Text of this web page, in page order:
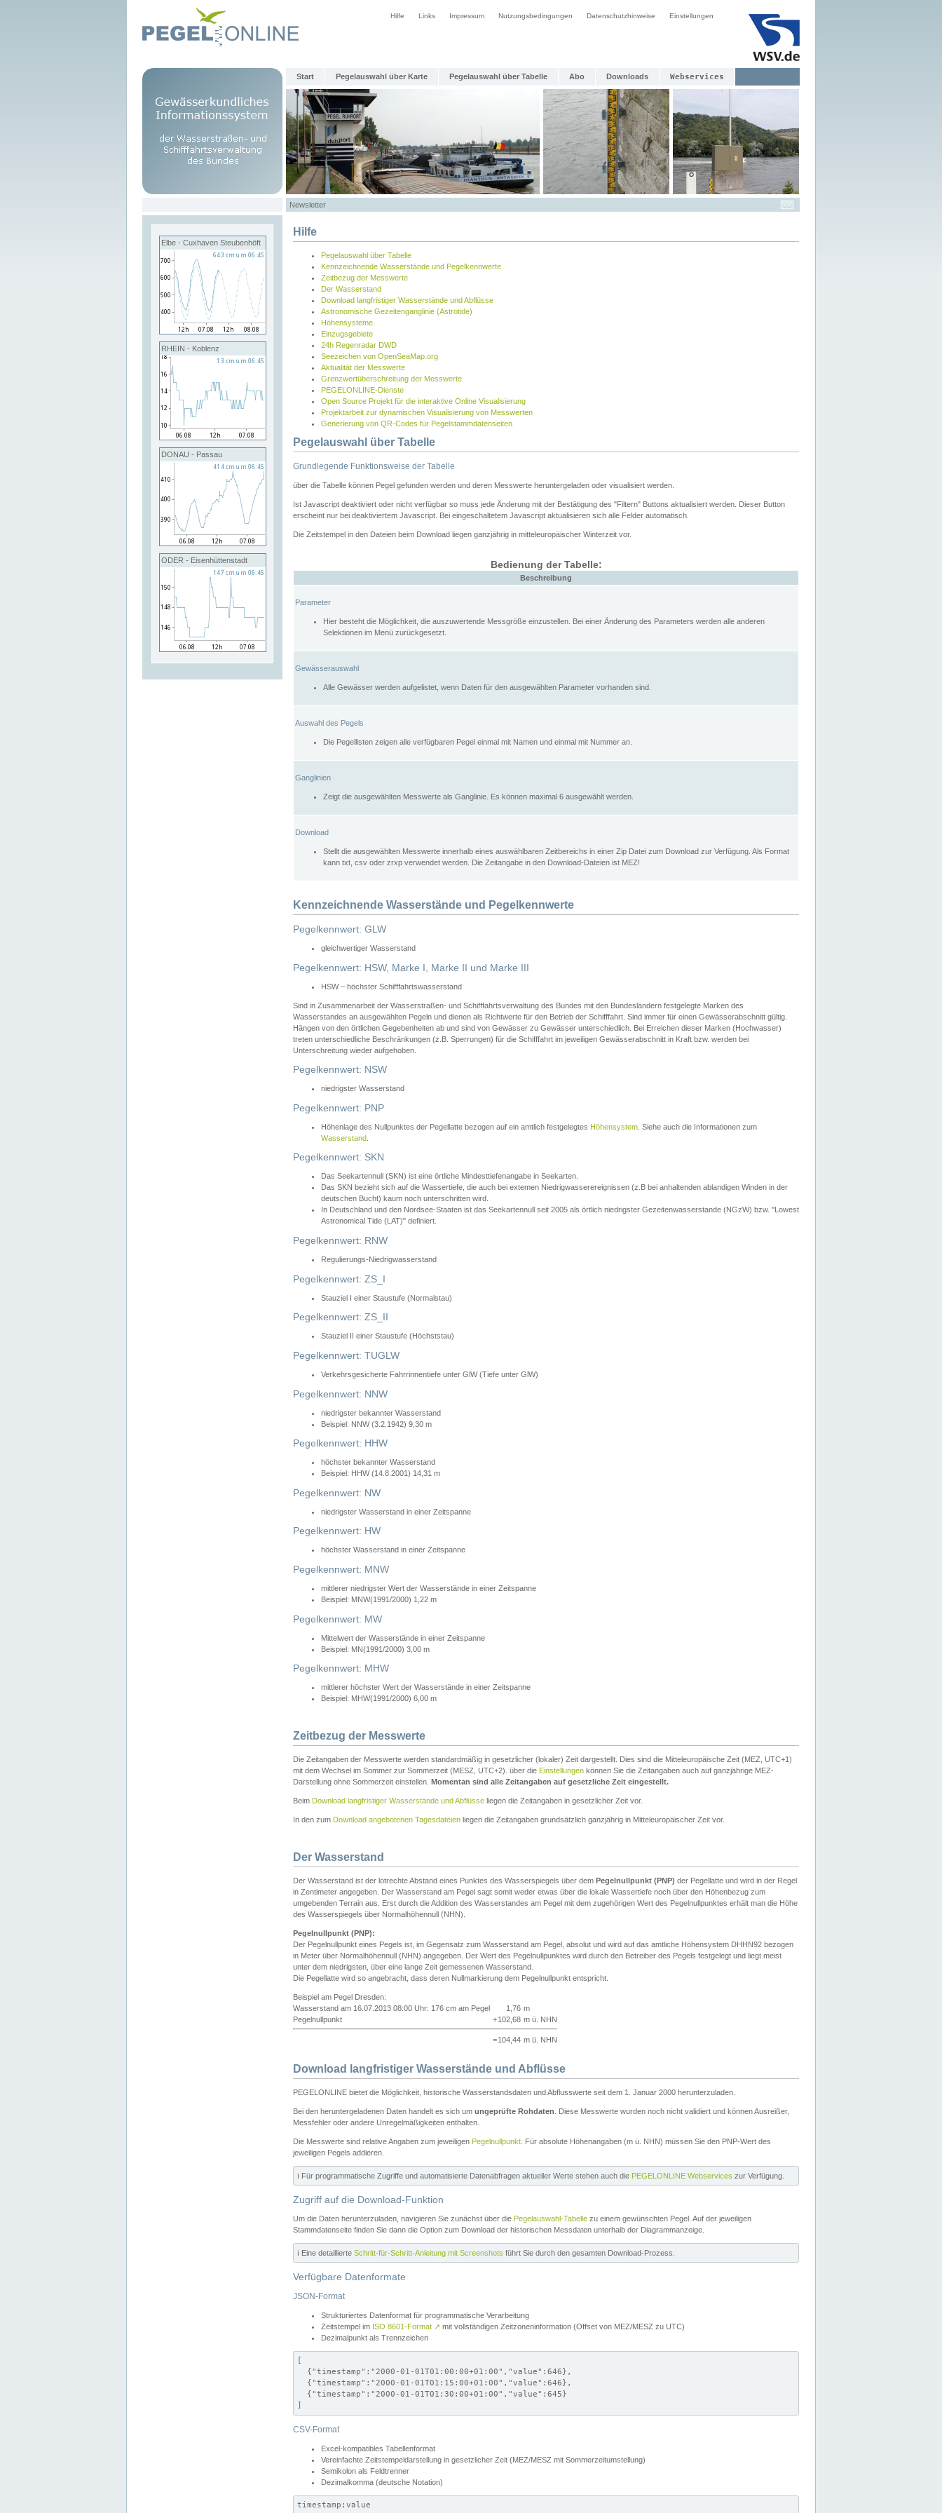
Hilfe Links Impressum Nutzungsbedingungen Datenschutzhinweise Einstellungen
Start Pegelauswahl über Karte Pegelauswahl über Tabelle Abo Downloads Webservices
Newsletter
Elbe - Cuxhaven Steubenhöft
RHEIN - Koblenz
DONAU - Passau
ODER - Eisenhüttenstadt
Hilfe
Pegelauswahl über Tabelle
Kennzeichnende Wasserstände und Pegelkennwerte
Zeitbezug der Messwerte
Der Wasserstand
Download langfristiger Wasserstände und Abflüsse
Astronomische Gezeitenganglinie (Astrotide)
Höhensysteme
Einzugsgebiete
24h Regenradar DWD
Seezeichen von OpenSeaMap.org
Aktualität der Messwerte
Grenzwertüberschreitung der Messwerte
PEGELONLINE-Dienste
Open Source Projekt für die interaktive Online Visualisierung
Projektarbeit zur dynamischen Visualisierung von Messwerten
Generierung von QR-Codes für Pegelstammdatenseiten
Pegelauswahl über Tabelle
Grundlegende Funktionsweise der Tabelle
über die Tabelle können Pegel gefunden werden und deren Messwerte heruntergeladen oder visualisiert werden.
Ist Javascript deaktiviert oder nicht verfügbar so muss jede Änderung mit der Bestätigung des "Filtern" Buttons aktualisiert werden. Dieser Button
erscheint nur bei deaktiviertem Javascript. Bei eingeschaltetem Javascript aktualisieren sich alle Felder automatisch.
Die Zeitstempel in den Dateien beim Download liegen ganzjährig in mitteleuropäischer Winterzeit vor.
Bedienung der Tabelle:
Beschreibung
Parameter
Hier besteht die Möglichkeit, die auszuwertende Messgröße einzustellen. Bei einer Änderung des Parameters werden alle anderen
Selektionen im Menü zurückgesetzt.
Gewässerauswahl
Alle Gewässer werden aufgelistet, wenn Daten für den ausgewählten Parameter vorhanden sind.
Auswahl des Pegels
Die Pegellisten zeigen alle verfügbaren Pegel einmal mit Namen und einmal mit Nummer an.
Ganglinien
Zeigt die ausgewählten Messwerte als Ganglinie. Es können maximal 6 ausgewählt werden.
Download
Stellt die ausgewählten Messwerte innerhalb eines auswählbaren Zeitbereichs in einer Zip Datei zum Download zur Verfügung. Als Format
kann txt, csv oder zrxp verwendet werden. Die Zeitangabe in den Download-Dateien ist MEZ!
Kennzeichnende Wasserstände und Pegelkennwerte
Pegelkennwert: GLW
gleichwertiger Wasserstand
Pegelkennwert: HSW, Marke I, Marke II und Marke III
HSW – höchster Schifffahrtswasserstand
Sind in Zusammenarbeit der Wasserstraßen- und Schifffahrtsverwaltung des Bundes mit den Bundesländern festgelegte Marken des
Wasserstandes an ausgewählten Pegeln und dienen als Richtwerte für den Betrieb der Schifffahrt. Sind immer für einen Gewässerabschnitt gültig.
Hängen von den örtlichen Gegebenheiten ab und sind von Gewässer zu Gewässer unterschiedlich. Bei Erreichen dieser Marken (Hochwasser)
treten unterschiedliche Beschränkungen (z.B. Sperrungen) für die Schifffahrt im jeweiligen Gewässerabschnitt in Kraft bzw. werden bei
Unterschreitung wieder aufgehoben.
Pegelkennwert: NSW
niedrigster Wasserstand
Pegelkennwert: PNP
Höhenlage des Nullpunktes der Pegellatte bezogen auf ein amtlich festgelegtes Höhensystem . Siehe auch die Informationen zum
Wasserstand
Pegelkennwert: SKN
Das Seekartennull (SKN) ist eine örtliche Mindesttiefenangabe in Seekarten.
Das SKN bezieht sich auf die Wassertiefe, die auch bei extemen Niedrigwasserereignissen (z.B bei anhaltenden ablandigen Winden in der
deutschen Bucht) kaum noch unterschritten wird.
In Deutschland und den Nordsee-Staaten ist das Seekartennull seit 2005 als örtlich niedrigster Gezeitenwasserstande (NGzW) bzw. "Lowest
Astronomical Tide (LAT)" definiert.
Pegelkennwert: RNW
Regulierungs-Niedrigwasserstand
Pegelkennwert: ZS_I
Stauziel I einer Staustufe (Normalstau)
Pegelkennwert: ZS_II
Stauziel II einer Staustufe (Höchststau)
Pegelkennwert: TUGLW
Verkehrsgesicherte Fahrrinnentiefe unter GlW (Tiefe unter GlW)
Pegelkennwert: NNW
niedrigster bekannter Wasserstand
Beispiel: NNW (3.2.1942) 9,30 m
Pegelkennwert: HHW
höchster bekannter Wasserstand
Beispiel: HHW (14.8.2001) 14,31 m
Pegelkennwert: NW
niedrigster Wasserstand in einer Zeitspanne
Pegelkennwert: HW
höchster Wasserstand in einer Zeitspanne
Pegelkennwert: MNW
mittlerer niedrigster Wert der Wasserstände in einer Zeitspanne
Beispiel: MNW(1991/2000) 1,22 m
Pegelkennwert: MW
Mittelwert der Wasserstände in einer Zeitspanne
Beispiel: MN(1991/2000) 3,00 m
Pegelkennwert: MHW
mittlerer höchster Wert der Wasserstände in einer Zeitspanne
Beispiel: MHW(1991/2000) 6,00 m
Zeitbezug der Messwerte
Die Zeitangaben der Messwerte werden standardmäßig in gesetzlicher (lokaler) Zeit dargestellt. Dies sind die Mitteleuropäische Zeit (MEZ, UTC+1)
mit dem Wechsel im Sommer zur Sommerzeit (MESZ, UTC+2). über die Einstellungen können Sie die Zeitangaben auch auf ganzjährige MEZ-
Darstellung ohne Sommerzeit einstellen. Momentan sind alle Zeitangaben auf gesetzliche Zeit eingestellt.
Beim Download langfristiger Wasserstände und Abflüsse liegen die Zeitangaben in gesetzlicher Zeit vor.
In den zum Download angebotenen Tagesdateien liegen die Zeitangaben grundsätzlich ganzjährig in Mitteleuropäischer Zeit vor.
Der Wasserstand
Der Wasserstand ist der lotrechte Abstand eines Punktes des Wasserspiegels über dem Pegelnullpunkt (PNP) der Pegellatte und wird in der Regel
in Zentimeter angegeben. Der Wasserstand am Pegel sagt somit weder etwas über die lokale Wassertiefe noch über den Höhenbezug zum
umgebenden Terrain aus. Erst durch die Addition des Wasserstandes am Pegel mit dem zugehörigen Wert des Pegelnullpunktes erhält man die Höhe
des Wasserspiegels über Normalhöhennull (NHN).
Pegelnullpunkt (PNP):
Der Pegelnullpunkt eines Pegels ist, im Gegensatz zum Wasserstand am Pegel, absolut und wird auf das amtliche Höhensystem DHHN92 bezogen
in Meter über Normalhöhennull (NHN) angegeben. Der Wert des Pegelnullpunktes wird durch den Betreiber des Pegels festgelegt und liegt meist
unter dem niedrigsten, über eine lange Zeit gemessenen Wasserstand.
Die Pegellatte wird so angebracht, dass deren Nullmarkierung dem Pegelnullpunkt entspricht.
Beispiel am Pegel Dresden:
Wasserstand am 16.07.2013 08:00 Uhr: 176 cm am Pegel
1,76 m
Pegelnullpunkt
+102,68 m ü. NHN
=104,44 m ü. NHN
Download langfristiger Wasserstände und Abflüsse
PEGELONLINE bietet die Möglichkeit, historische Wasserstandsdaten und Abflusswerte seit dem 1. Januar 2000 herunterzuladen.
Bei den heruntergeladenen Daten handelt es sich um ungeprüfte Rohdaten . Diese Messwerte wurden noch nicht validiert und können Ausreißer,
Messfehler oder andere Unregelmäßigkeiten enthalten.
Die Messwerte sind relative Angaben zum jeweiligen Pegelnullpunkt . Für absolute Höhenangaben (m ü. NHN) müssen Sie den PNP-Wert des
jeweiligen Pegels addieren.
ℹ️ Für programmatische Zugriffe und automatisierte Datenabfragen aktueller Werte stehen auch die PEGELONLINE Webservices zur Verfügung.
Zugriff auf die Download-Funktion
Um die Daten herunterzuladen, navigieren Sie zunächst über die Pegelauswahl-Tabelle zu einem gewünschten Pegel. Auf der jeweiligen
Stammdatenseite finden Sie dann die Option zum Download der historischen Messdaten unterhalb der Diagrammanzeige.
ℹ️ Eine detaillierte Schritt-für-Schritt-Anleitung mit Screenshots führt Sie durch den gesamten Download-Prozess.
Verfügbare Datenformate
JSON-Format
Strukturiertes Datenformat für programmatische Verarbeitung
Zeitstempel im ISO 8601-Format ↗ mit vollständigen Zeitzoneninformation (Offset von MEZ/MESZ zu UTC)
Dezimalpunkt als Trennzeichen
[
  {"timestamp":"2000-01-01T01:00:00+01:00","value":646},
  {"timestamp":"2000-01-01T01:15:00+01:00","value":646},
  {"timestamp":"2000-01-01T01:30:00+01:00","value":645}
]
CSV-Format
Excel-kompatibles Tabellenformat
Vereinfachte Zeitstempeldarstellung in gesetzlicher Zeit (MEZ/MESZ mit Sommerzeitumstellung)
Semikolon als Feldtrenner
Dezimalkomma (deutsche Notation)
timestamp;value